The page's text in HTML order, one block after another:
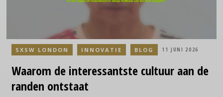
Waarom de interessantste cultuur aan de
randen ontstaat
SXSW LONDON INNOVATIE BLOG 11 JUNI 2026